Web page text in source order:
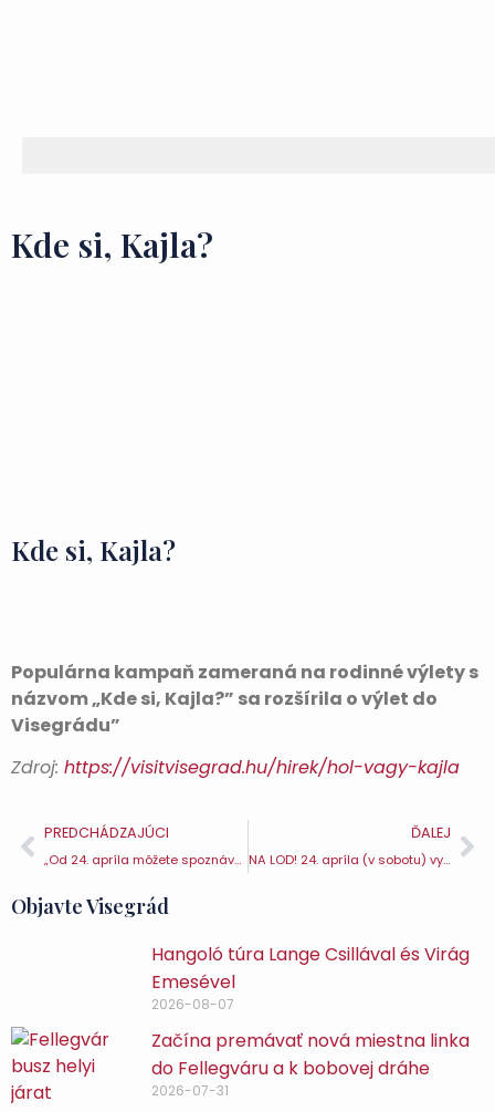
Kde si, Kajla?
Kde si, Kajla?
Populárna kampaň zameraná na rodinné výlety s
názvom „Kde si, Kajla?” sa rozšírila o výlet do
Visegrádu”
Zdroj: https://visitvisegrad.hu/hirek/hol-vagy-kajla
PREDCHÁDZAJÚCI
„Od 24. apríla môžete spoznávať Visegrád aj prostredníctvom vyhliadkových okružných jázd typu ”hop on hop off“
ĎALEJ
NA LOD! 24. apríla (v sobotu) vyplávame!
Objavte Visegrád
Hangoló túra Lange Csillával és Virág
Emesével
2026-08-07
Začína premávať nová miestna linka
do Fellegváru a k bobovej dráhe
2026-07-31